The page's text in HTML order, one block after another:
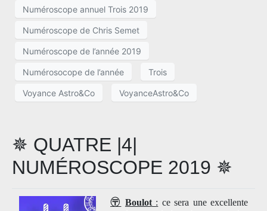
Numéroscope annuel Trois 2019
Numéroscope de Chris Semet
Numéroscope de l’année 2019
Numérosocope de l’année Trois
Voyance Astro&Co VoyanceAstro&Co
✵ QUATRE |4|
NUMÉROSCOPE 2019 ✵
〶 Boulot: ce sera une excellente